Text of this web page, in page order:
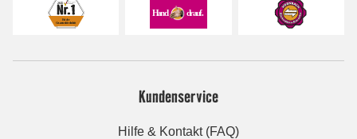
Kundenservice
Hilfe & Kontakt (FAQ)